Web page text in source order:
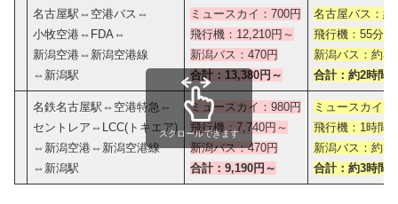
名古屋駅⇔空港バス⇔
小牧空港⇔FDA⇔
新潟空港⇔新潟空港線
⇔新潟駅
ミュースカイ：700円
飛行機：12,210円～
新潟バス：470円
合計：13,380円～
名古屋バス：約
飛行機：55分
新潟バス：約35
合計：約2時間
名鉄名古屋駅⇔空港特急⇔
セントレア⇔LCC(トキエア)
⇔新潟空港⇔新潟空港線
⇔新潟駅
ミュースカイ：980円
飛行機：7,740円～
新潟バス：470円
合計：9,190円～
ミュースカイ：
飛行機：1時間
新潟バス：約35
合計：約3時間2
スクロールできます